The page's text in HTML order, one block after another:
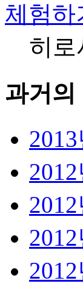
체험하
히로
과거의